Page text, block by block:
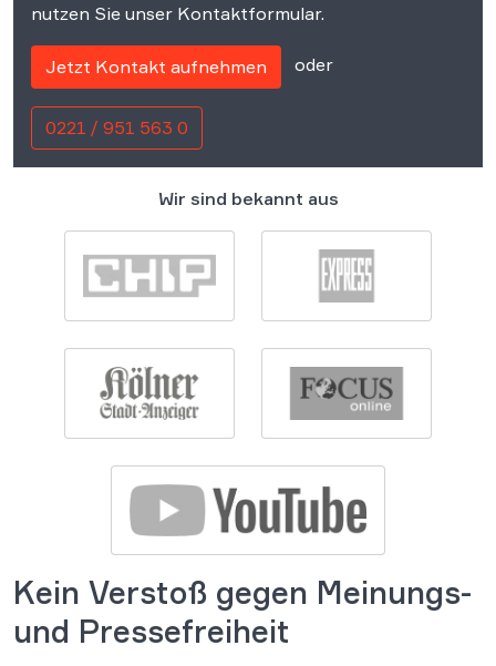
nutzen Sie unser Kontaktformular.
Jetzt Kontakt aufnehmen oder
0221 / 951 563 0
Wir sind bekannt aus
Kein Verstoß gegen Meinungs-
und Pressefreiheit